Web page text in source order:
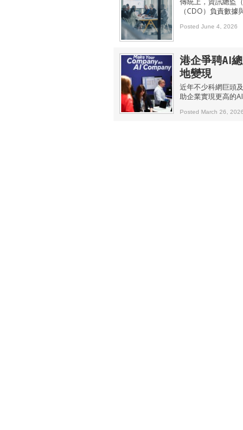
（CDO）負責數據
Posted June 4, 2026
港企爭聘AI
地變現
近年不少科網巨頭
助企業實現更高的AI
Posted March 26, 2026